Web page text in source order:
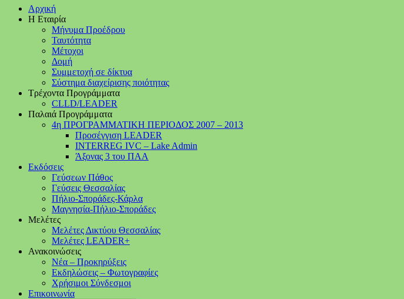
Αρχική
Η Εταιρία
Μήνυμα Προέδρου
Ταυτότητα
Μέτοχοι
Δομή
Συμμετοχή σε δίκτυα
Σύστημα διαχείρισης ποιότητας
Τρέχοντα Προγράμματα
CLLD/LEADER
Παλαιά Προγράμματα
4η ΠΡΟΓΡΑΜΜΑΤΙΚΗ ΠΕΡΙΟΔΟΣ 2007 – 2013
Προσέγγιση LEADER
INTERREG IVC – Lake Admin
Άξονας 3 του ΠΑΑ
Εκδόσεις
Γεύσεων Πάθος
Γεύσεις Θεσσαλίας
Πήλιο-Σποράδες-Κάρλα
Μαγνησία-Πήλιο-Σποράδες
Μελέτες
Μελέτες Δικτύου Θεσσαλίας
Μελέτες LEADER+
Ανακοινώσεις
Νέα – Προκηρύξεις
Εκδηλώσεις – Φωτογραφίες
Χρήσιμοι Σύνδεσμοι
Επικοινωνία